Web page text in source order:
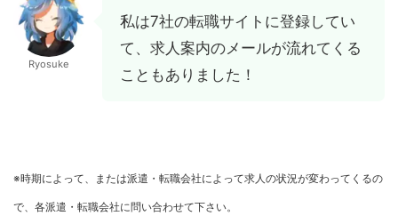
Ryosuke
私は7社の転職サイトに登録してい
て、求人案内のメールが流れてくる
こともありました！
※時期によって、または派遣・転職会社によって求人の状況が変わってくるの
で、各派遣・転職会社に問い合わせて下さい。